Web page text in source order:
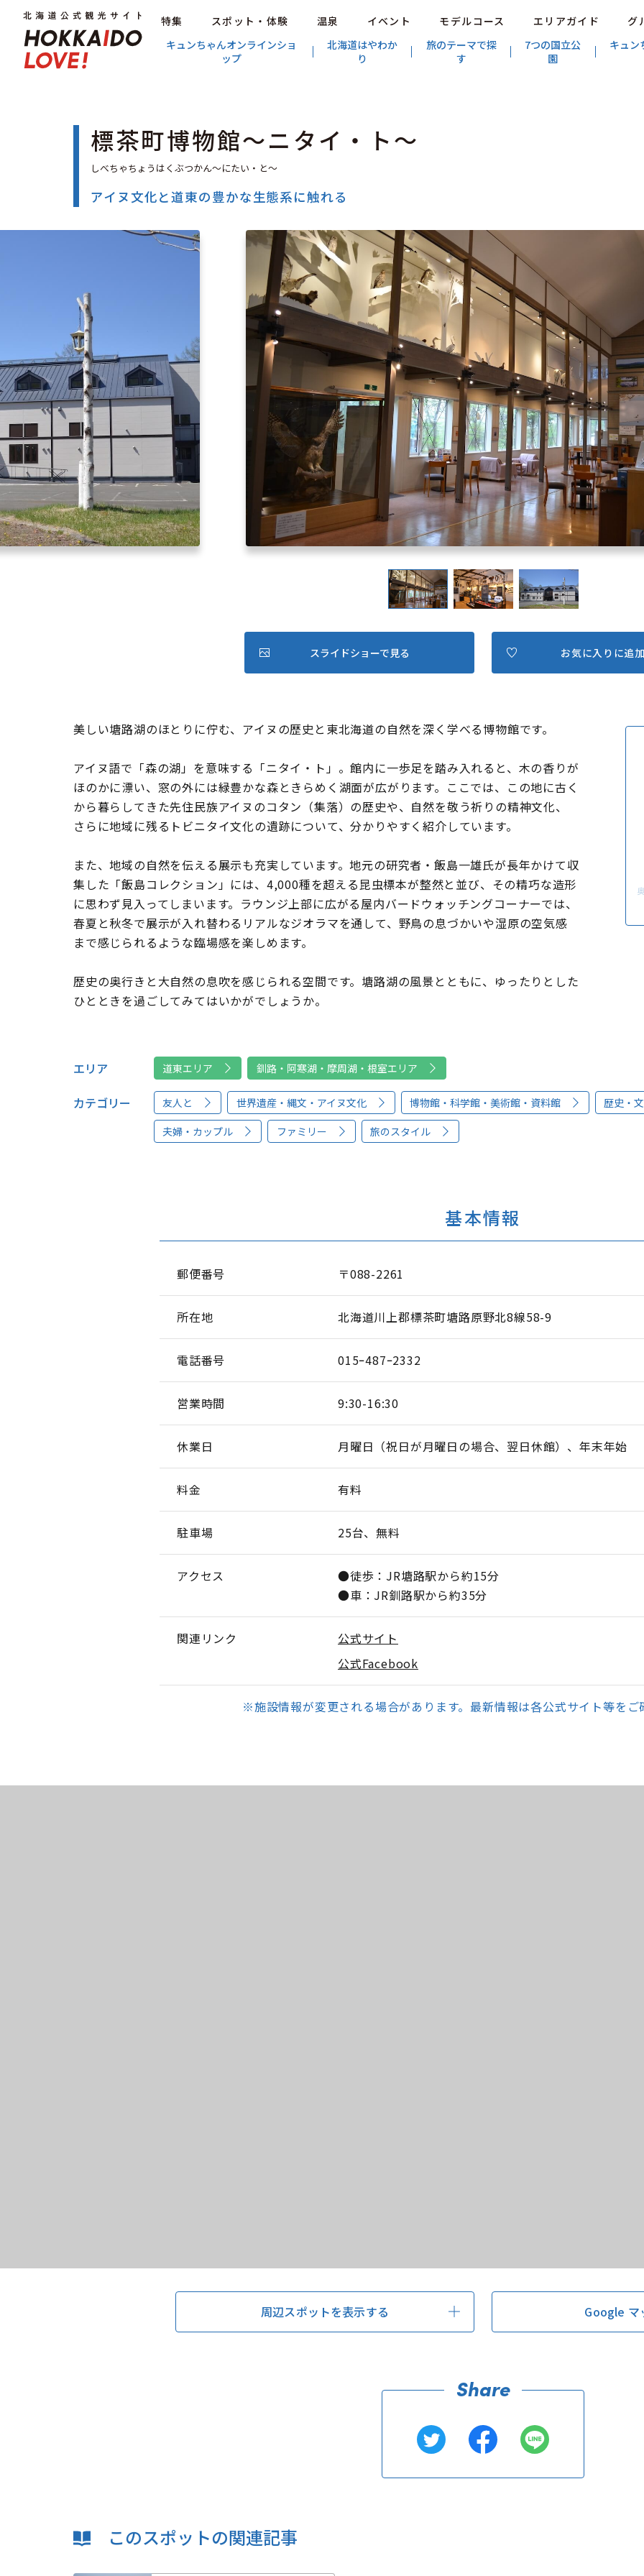
特集 スポット・体験 温泉 イベント モデルコース エリアガイド グ
キュンちゃんオンラインショ
ップ
北海道はやわか
り
旅のテーマで探
す
7つの国立公
園
キュン
標茶町博物館〜ニタイ・ト〜
アイヌ文化と道東の豊かな生態系に触れる
美しい塘路湖のほとりに佇む、アイヌの歴史と東北海道の自然を深く学べる博物館です。
アイヌ語で「森の湖」を意味する「ニタイ・ト」。館内に一歩足を踏み入れると、木の香りが
ほのかに漂い、窓の外には緑豊かな森ときらめく湖面が広がります。ここでは、この地に古く
から暮らしてきた先住民族アイヌのコタン（集落）の歴史や、自然を敬う祈りの精神文化、
さらに地域に残るトビニタイ文化の遺跡について、分かりやすく紹介しています。
また、地域の自然を伝える展示も充実しています。地元の研究者・飯島一雄氏が長年かけて収
集した「飯島コレクション」には、4,000種を超える昆虫標本が整然と並び、その精巧な造形
に思わず見入ってしまいます。ラウンジ上部に広がる屋内バードウォッチングコーナーでは、
春夏と秋冬で展示が入れ替わるリアルなジオラマを通して、野鳥の息づかいや湿原の空気感
まで感じられるような臨場感を楽しめます。
歴史の奥行きと大自然の息吹を感じられる空間です。塘路湖の風景とともに、ゆったりとした
ひとときを過ごしてみてはいかがでしょうか。
スライドショーで見る お気に入りに追加
エリア 道東エリア 釧路・阿寒湖・摩周湖・根室エリア
カテゴリー 友人と 世界遺産・縄文・アイヌ文化 博物館・科学館・美術館・資料館 歴史・
夫婦・カップル
ファミリー 旅のスタイル
基本情報
郵便番号 〒088-2261
所在地 北海道川上郡標茶町塘路原野北8線58-9
電話番号 015ｰ487ｰ2332
営業時間 9:30-16:30
休業日 月曜日（祝日が月曜日の場合、翌日休館）、年末年始
料金 有料
駐車場 25台、無料
アクセス
●徒歩：JR塘路駅から約15分
●車：JR釧路駅から約35分
関連リンク
公式サイト
公式Facebook
※施設情報が変更される場合があります。最新情報は各公式サイト等をご
周辺スポットを表示する Google マ
このスポットの関連記事